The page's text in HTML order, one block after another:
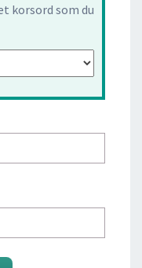
korsord som du